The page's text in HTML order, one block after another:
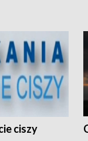
ciszy